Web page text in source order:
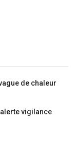
de chaleur
vigilance